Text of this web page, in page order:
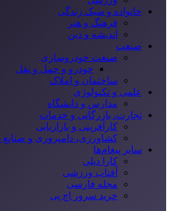
خانواده و سبک زندگی
فرهنگ و هنر
اندیشه و دین
صنعت
صنعت خودروسازی
خودرو و حمل و نقل
ساختمان و املاک
علمی و تکنولوژی
مدارس و دانشگاه
تجارت، بازرگانی و خدمات
کارآفرینی و بازاریابی
کشاورزی، دامپروری و صنایع
سایر پیغام‌ها
کارا دیلی
آفتاب ورزشی
مجله فارسی
خرید سرور اچ پی